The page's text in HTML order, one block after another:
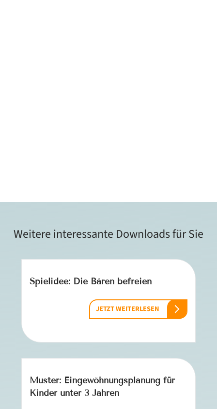
Weitere interessante Downloads für Sie
Spielidee: Die Bären befreien
JETZT WEITERLESEN
Muster: Eingewöhnungsplanung für
Kinder unter 3 Jahren